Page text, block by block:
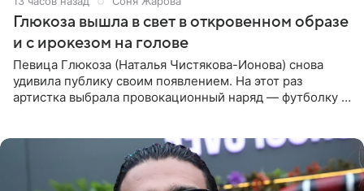
Глюкоза вышла в свет в откровенном образе
и с ирокезом на голове
Певица Глюкоза (Наталья Чистякова-Ионова) снова
удивила публику своим появлением. На этот раз
артистка выбрала провокационный наряд — футболку с